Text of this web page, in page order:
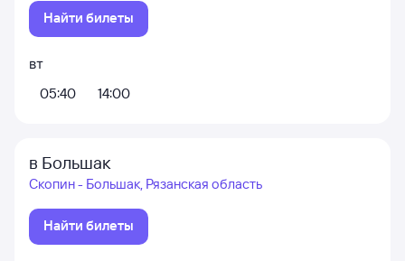
Найти билеты
вт
05:40
14:00
в Большак
Скопин - Большак, Рязанская область
Найти билеты